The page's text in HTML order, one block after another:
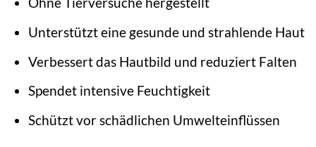
Unterstützt eine gesunde und strahlende Haut
Verbessert das Hautbild und reduziert Falten
Spendet intensive Feuchtigkeit
Schützt vor schädlichen Umwelteinflüssen